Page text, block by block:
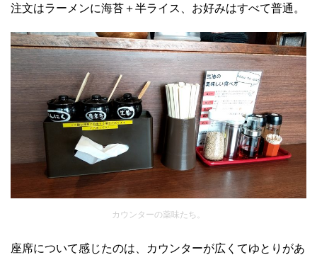
注文はラーメンに海苔＋半ライス、お好みはすべて普通。
カウンターの薬味たち。
座席について感じたのは、カウンターが広くてゆとりがあ